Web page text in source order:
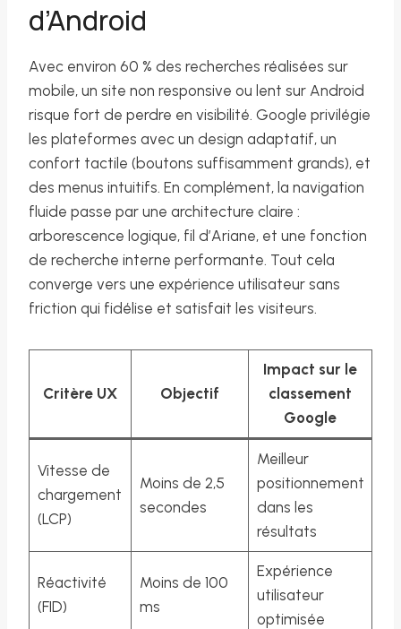
d’Android
Avec environ 60 % des recherches réalisées sur
mobile, un site non responsive ou lent sur Android
risque fort de perdre en visibilité. Google privilégie
les plateformes avec un design adaptatif, un
confort tactile (boutons suffisamment grands), et
des menus intuitifs. En complément, la navigation
fluide passe par une architecture claire :
arborescence logique, fil d’Ariane, et une fonction
de recherche interne performante. Tout cela
converge vers une expérience utilisateur sans
friction qui fidélise et satisfait les visiteurs.
Critère UX Objectif
Impact sur le
classement
Google
Vitesse de
chargement
(LCP)
Moins de 2,5
secondes
Meilleur
positionnement
dans les
résultats
Réactivité
(FID)
Moins de 100
ms
Expérience
utilisateur
optimisée